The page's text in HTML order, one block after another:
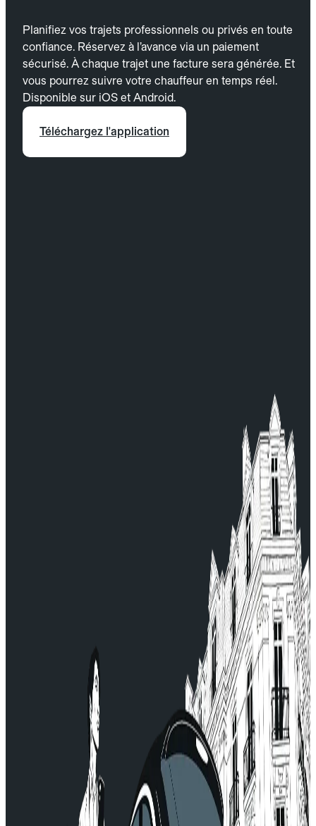
Planifiez vos trajets professionnels ou privés en toute
confiance. Réservez à l’avance via un paiement
sécurisé. À chaque trajet une facture sera générée. Et
vous pourrez suivre votre chauffeur en temps réel.
Disponible sur iOS et Android.
Téléchargez l'application